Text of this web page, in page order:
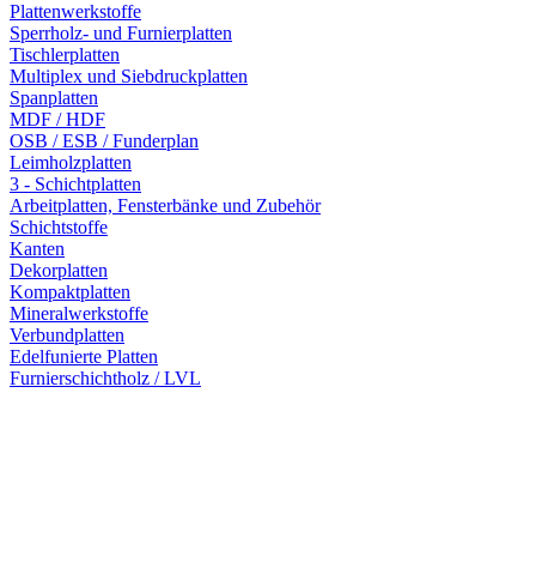
Plattenwerkstoffe
Sperrholz- und Furnierplatten
Tischlerplatten
Multiplex und Siebdruckplatten
Spanplatten
MDF / HDF
OSB / ESB / Funderplan
Leimholzplatten
3 - Schichtplatten
Arbeitplatten, Fensterbänke und Zubehör
Schichtstoffe
Kanten
Dekorplatten
Kompaktplatten
Mineralwerkstoffe
Verbundplatten
Edelfunierte Platten
Furnierschichtholz / LVL